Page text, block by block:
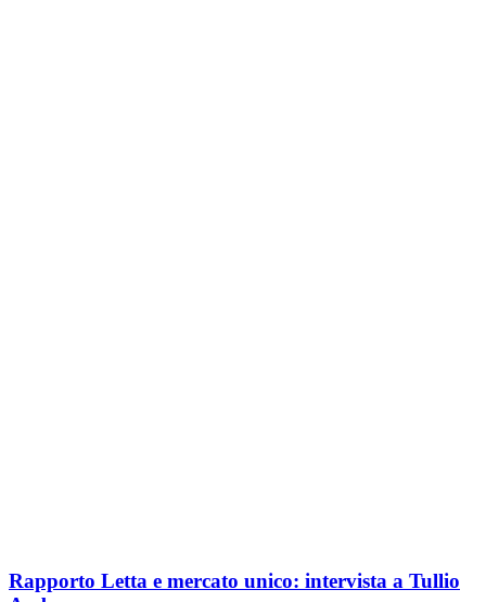
Rapporto Letta e mercato unico: intervista a Tullio